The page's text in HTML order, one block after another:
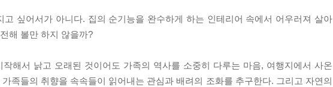
싶어서가 아니다. 집의 순기능을 완수하게 하는 인테리어 속에서 어우러져 살아
해 볼만 하지 않을까?
해서 낡고 오래된 것이어도 가족의 역사를 소중히 다루는 마음, 여행지에서 사온
족들의 취향을 속속들이 읽어내는 관심과 배려의 조화를 추구한다. 그리고 자연의